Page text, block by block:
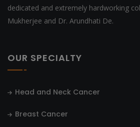
dedicated and extremely hardworking
Mukherjee and Dr. Arundhati De.
OUR SPECIALTY
Head and Neck Cancer
Breast Cancer